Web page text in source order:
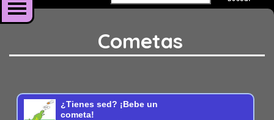
Cometas
¿Tienes sed? ¡Bebe un
cometa!